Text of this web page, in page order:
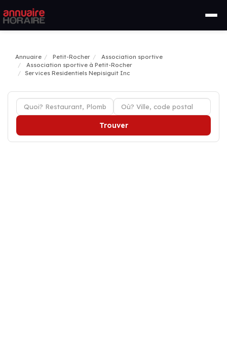
Annuaire Petit-Rocher
Association sportive
Association sportive à Petit-Rocher
Services Residentiels Nepisiguit Inc
Trouver